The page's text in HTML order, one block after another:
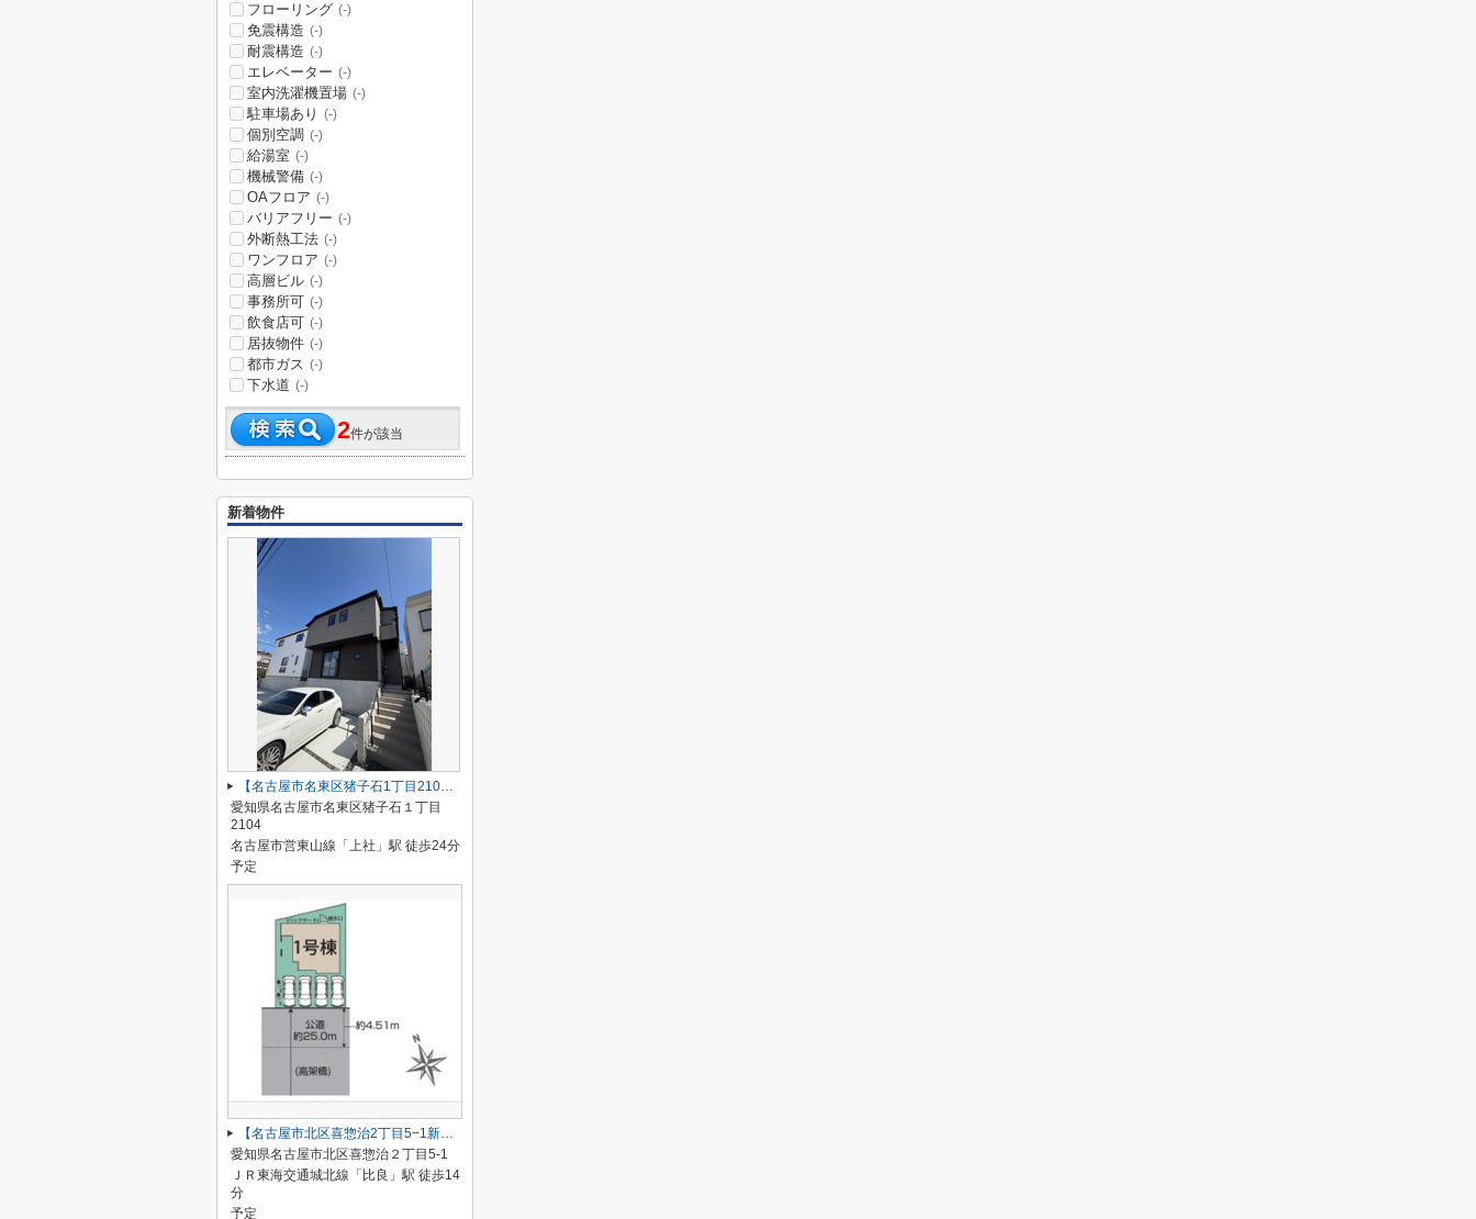
フローリング (-)
免震構造 (-)
耐震構造 (-)
エレベーター (-)
室内洗濯機置場 (-)
駐車場あり (-)
個別空調 (-)
給湯室 (-)
機械警備 (-)
OAフロア (-)
バリアフリー (-)
外断熱工法 (-)
ワンフロア (-)
高層ビル (-)
事務所可 (-)
飲食店可 (-)
居抜物件 (-)
都市ガス (-)
下水道 (-)
2件が該当
新着物件
【名古屋市名東区猪子石1丁目2104新築戸建2号棟】✨️仲介手数料無料✨️猪子石小学校・猪高中学校
愛知県名古屋市名東区猪子石１丁目
2104
名古屋市営東山線「上社」駅 徒歩24分
予定
【名古屋市北区喜惣治2丁目5−1新築戸建】仲介手数料無料！楠西小学校・楠中学校
愛知県名古屋市北区喜惣治２丁目5-1
ＪＲ東海交通城北線「比良」駅 徒歩14
分
予定